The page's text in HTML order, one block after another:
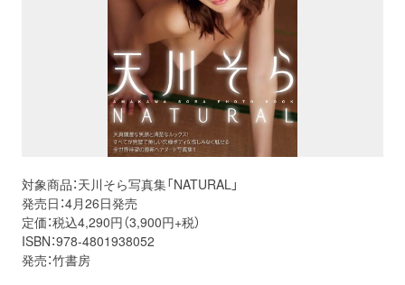
対象商品：天川そら写真集「NATURAL」
発売日：4月26日発売
定価：税込4,290円（3,900円+税）
ISBN：978-4801938052
発売：竹書房